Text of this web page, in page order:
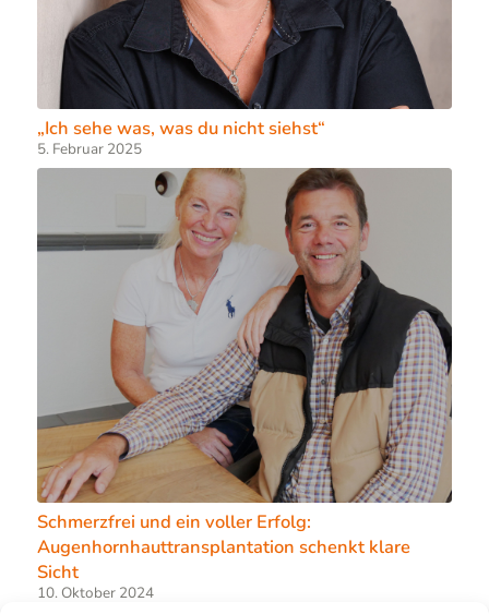
„Ich sehe was, was du nicht siehst“
5. Februar 2025
Schmerzfrei und ein voller Erfolg:
Augenhornhauttransplantation schenkt klare
Sicht
10. Oktober 2024